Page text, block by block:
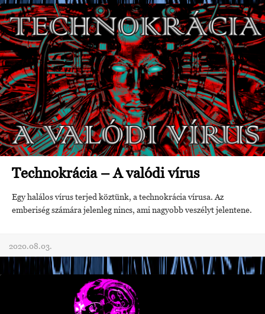
Technokrácia – A valódi vírus
Egy halálos vírus terjed köztünk, a technokrácia vírusa. Az
emberiség számára jelenleg nincs, ami nagyobb veszélyt jelentene.
2020.08.03.